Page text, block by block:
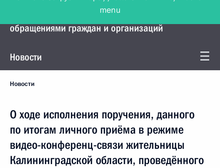
Управление Президента по работе с
обращениями граждан и организаций
Новости
Новости
О ходе исполнения поручения, данного
по итогам личного приёма в режиме
видео-конференц-связи жительницы
Калининградской области, проведённого
menu